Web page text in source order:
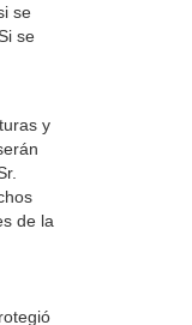
se
se
y
de la